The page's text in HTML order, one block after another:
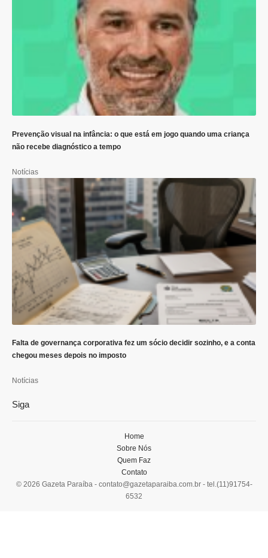
Prevenção visual na infância: o que está em jogo quando uma criança
não recebe diagnóstico a tempo
Notícias
Falta de governança corporativa fez um sócio decidir sozinho, e a conta
chegou meses depois no imposto
Notícias
Siga
© 2026 Gazeta Paraíba - contato@gazetaparaiba.com.br- tel.(11)91754-
6532
Home
Sobre Nós
Quem Faz
Contato